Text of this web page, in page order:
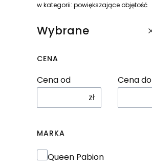
w kategorii: powiększające objętość
Wybrane
CENA
Cena od
zł
Cena do
MARKA
Marka
Queen Pabion